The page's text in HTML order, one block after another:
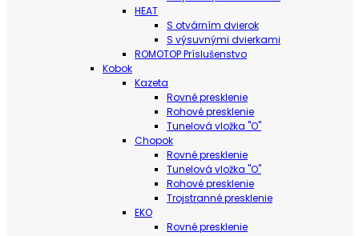
HEAT
S otvárním dvierok
S výsuvnými dvierkami
ROMOTOP Príslušenstvo
Kobok
Kazeta
Rovné presklenie
Rohové presklenie
Tunelová vložka "O"
Chopok
Rovné presklenie
Tunelová vložka "O"
Rohové presklenie
Trojstranné presklenie
EKO
Rovné presklenie